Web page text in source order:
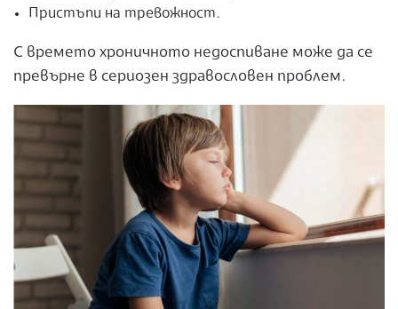
Пристъпи на тревожност.
С времето хроничното недоспиване може да се
превърне в сериозен здравословен проблем.